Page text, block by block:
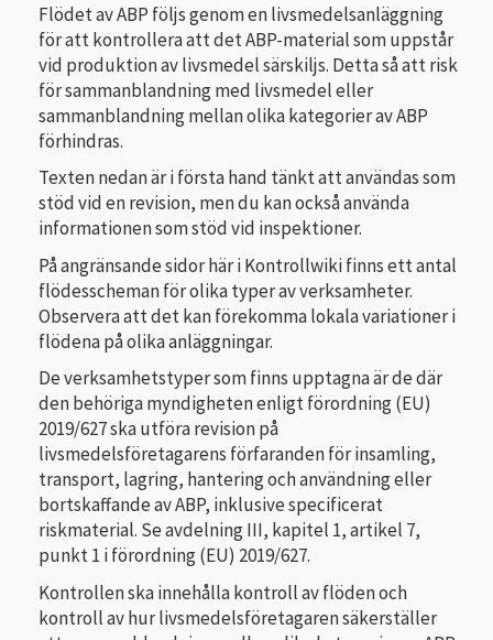
Flödet av ABP följs genom en livsmedelsanläggning
för att kontrollera att det ABP-material som uppstår
vid produktion av livsmedel särskiljs. Detta så att risk
för sammanblandning med livsmedel eller
sammanblandning mellan olika kategorier av ABP
förhindras.
Texten nedan är i första hand tänkt att användas som
stöd vid en revision, men du kan också använda
informationen som stöd vid inspektioner.
På angränsande sidor här i Kontrollwiki finns ett antal
flödesscheman för olika typer av verksamheter.
Observera att det kan förekomma lokala variationer i
flödena på olika anläggningar.
De verksamhetstyper som finns upptagna är de där
den behöriga myndigheten enligt förordning (EU)
2019/627 ska utföra revision på
livsmedelsföretagarens förfaranden för insamling,
transport, lagring, hantering och användning eller
bortskaffande av ABP, inklusive specificerat
riskmaterial. Se avdelning III, kapitel 1, artikel 7,
punkt 1 i förordning (EU) 2019/627.
Kontrollen ska innehålla kontroll av flöden och
kontroll av hur livsmedelsföretagaren säkerställer